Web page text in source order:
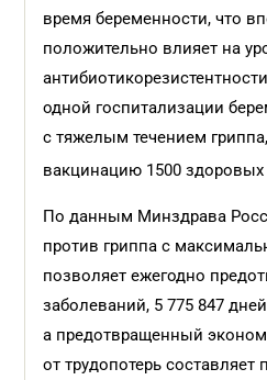
время беременности, что
положительно влияет на
одной госпитализации
с тяжелым течением
вакцинацию 1500
По данным Минздрава
против гриппа с
позволяет ежегодно
заболеваний, 5 775 847
а предотвращенный
от трудопотерь составляет